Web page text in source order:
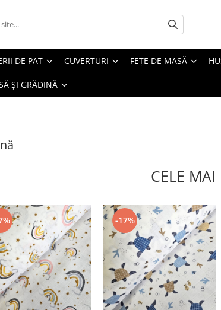
DE PAT CUVERTURI FEȚE DE MASĂ
ȘI GRĂDINĂ
CELE MAI
-17%